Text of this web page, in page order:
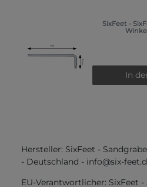
SixFeet -
In
Hersteller: SixFeet -
- Deutschland - info@six-
EU-Verantwortlicher: SixFeet -